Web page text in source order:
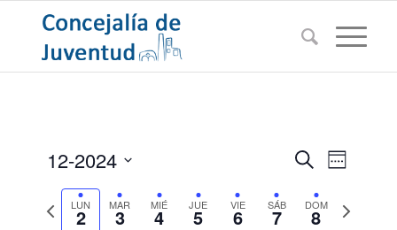
de
Buscar
de
de
Semana
12-2024
Seleccionar
fecha.
Semana
LUN
2 MAR
3 MIÉ
4 JUE
5 VIE
6 SÁB
7 DOM
8
Semana